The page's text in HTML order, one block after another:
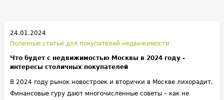
24.01.2024
Полезные статьи для покупателей недвижимости
Что будет с недвижимостью Москвы в 2024 году -
интересы столичных покупателей
В 2024 году рынок новостроек и вторички в Москве лихорадит.
Финансовые гуру дают многочисленные советы – как не